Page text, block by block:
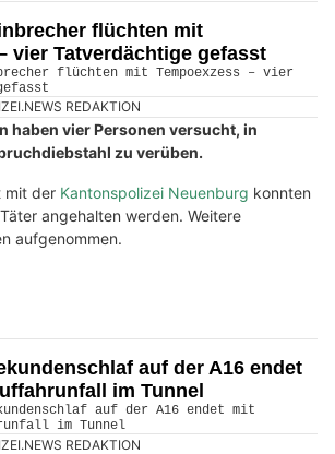
flüchten mit
vier Tatverdächtige gefasst
REDAKTION
haben vier Personen versucht, in
zu verüben.
mit der Kantonspolizei Neuenburg konnten
angehalten werden. Weitere
aufgenommen.
auf der A16 endet
im Tunnel
REDAKTION